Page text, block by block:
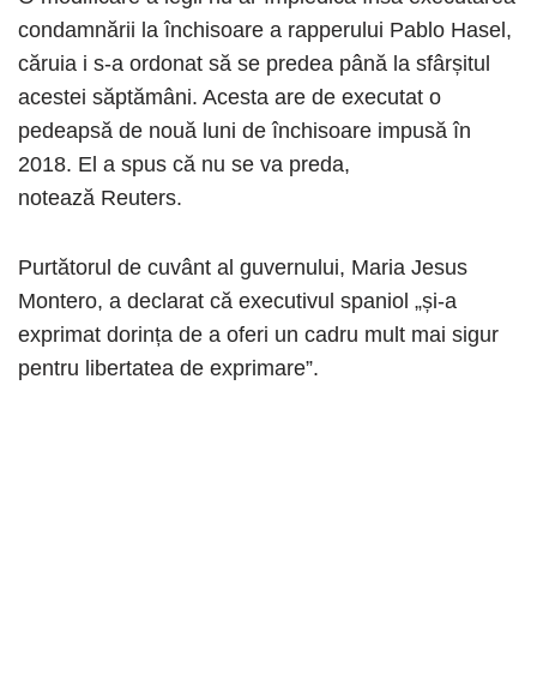
condamnării la închisoare a rapperului Pablo Hasel,
căruia i s-a ordonat să se predea până la sfârșitul
acestei săptămâni. Acesta are de executat o
pedeapsă de nouă luni de închisoare impusă în
2018. El a spus că nu se va preda,
notează Reuters.
Purtătorul de cuvânt al guvernului, Maria Jesus
Montero, a declarat că executivul spaniol „și-a
exprimat dorința de a oferi un cadru mult mai sigur
pentru libertatea de exprimare”.